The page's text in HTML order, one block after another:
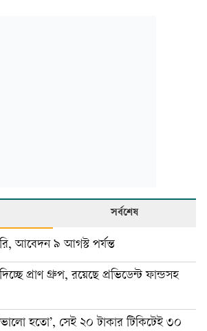
সর্বশেষ
আবেদন ৯ আগস্ট পর্যন্ত
প্রাণ গ্রুপ, রয়েছে প্রভিডেন্ট ফান্ডসহ
হতো’, সেই ২০ টাকার টিকিটেই ৩০